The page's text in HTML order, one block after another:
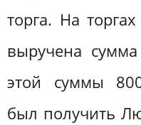
торга. На
выручена
этой суммы
был получить